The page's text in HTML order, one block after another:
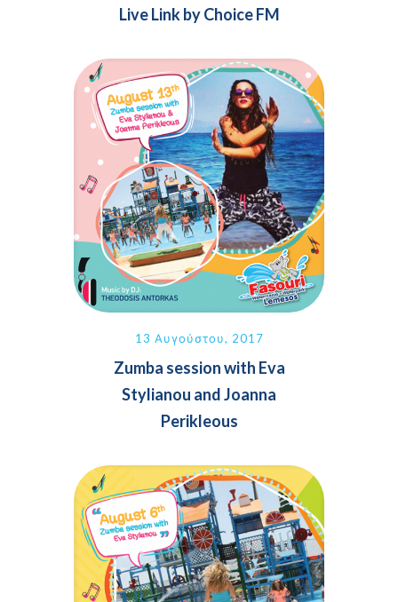
Live Link by Choice FM
13 Αυγούστου, 2017
Zumba session with Eva
Stylianou and Joanna
Perikleous